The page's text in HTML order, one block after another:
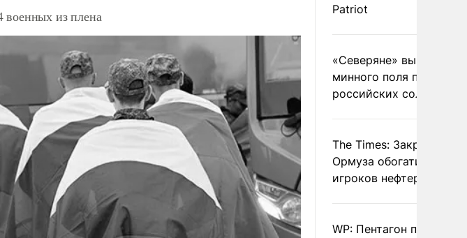
из плена
Patriot
«Северяне» вывели с
минного поля пленных
российских солдат
The Times: Закрытие
Ормуза обогатило
игроков нефтерынка
WP: Пентагон